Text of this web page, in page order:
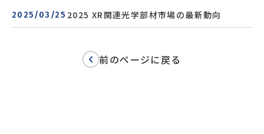
2025/03/25 2025 XR関連光学部材市場の最新動向
前のページに戻る